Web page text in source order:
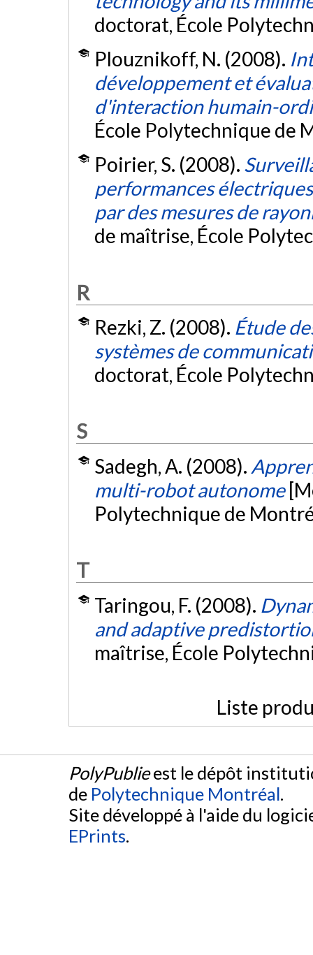
doctorat, École
Plouznikoff, N. (2008).
développement et
d'interaction humain-
École Polytechnique de
Poirier, S. (2008).
performances
par des mesures de
de maîtrise, École
R
Rezki, Z. (2008). Étude
systèmes de
doctorat, École
S
Sadegh, A. (2008).
multi-robot autonome
Polytechnique de
T
Taringou, F. (2008).
and adaptive
maîtrise, École
Liste
PolyPublieest le dépôt
de Polytechnique Montréal.
Site développé à l'aide du
EPrints.